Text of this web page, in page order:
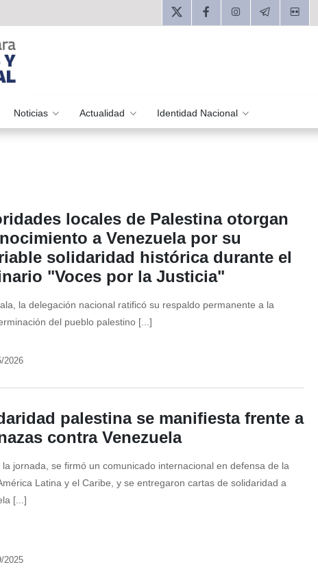
Noticias Actualidad Identidad Nacional
locales de Palestina otorgan
a Venezuela por su
solidaridad histórica durante el
"Voces por la Justicia"
la delegación nacional ratificó su respaldo permanente a la
del pueblo palestino [...]
2026
palestina se manifiesta frente a
contra Venezuela
la jornada, se firmó un comunicado internacional en defensa de la
Latina y el Caribe, y se entregaron cartas de solidaridad a
[...]
2025